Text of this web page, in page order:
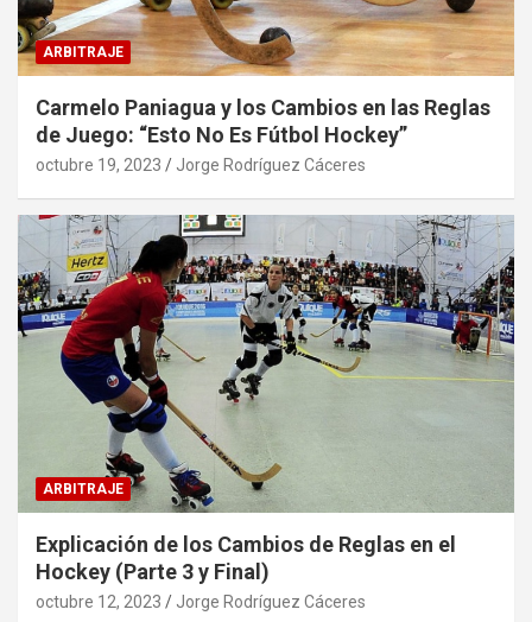
ARBITRAJE
Carmelo Paniagua y los Cambios en las Reglas
de Juego: “Esto No Es Fútbol Hockey”
octubre 19, 2023 Jorge Rodríguez Cáceres
ARBITRAJE
Explicación de los Cambios de Reglas en el
Hockey (Parte 3 y Final)
octubre 12, 2023 Jorge Rodríguez Cáceres